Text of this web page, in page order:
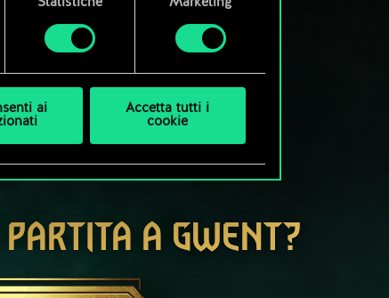
Statistiche Marketing
ai
Accetta tutti i
cookie
A GWENT?